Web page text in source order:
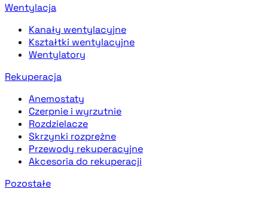
Wentylacja
Kanały wentylacyjne
Kształtki wentylacyjne
Wentylatory
Rekuperacja
Anemostaty
Czerpnie i wyrzutnie
Rozdzielacze
Skrzynki rozprężne
Przewody rekuperacyjne
Akcesoria do rekuperacji
Pozostałe